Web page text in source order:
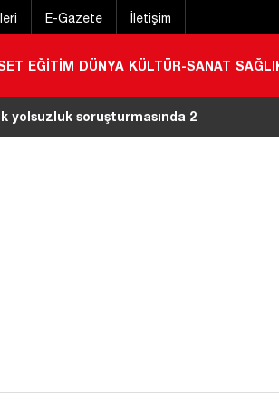
E-Gazete İletişim
EĞİTİM DÜNYA KÜLTÜR-SANAT
yolsuzluk soruşturmasında 2